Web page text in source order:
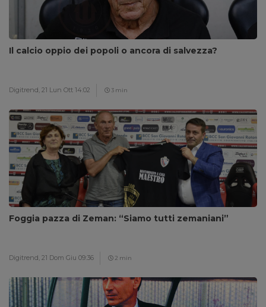
Il calcio oppio dei popoli o ancora di salvezza?
Digitrend, 21 Lun Ott 14:02 3 min
Foggia pazza di Zeman: “Siamo tutti zemaniani”
Digitrend, 21 Dom Giu 09:36 2 min